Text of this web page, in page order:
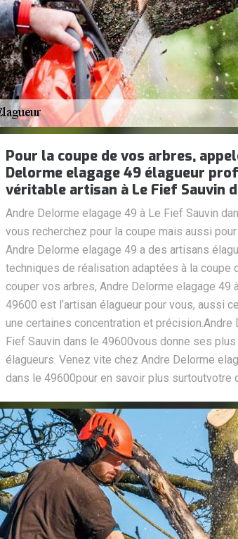
Pour la coupe de vos arbres,
Delorme elagage 49 élagueur
véritable artisan à Le Fief Sauvin
Andre Delorme elagage 49 à Le Fief Sauvin
vous recherchez pour la coupe mais aussi
Andre Delorme elagage 49 a des artisans
techniques de réalisation adaptées à la coupe
couper vos arbres, Andre Delorme elagage 49
49600 est l’artisan élagueur pour vous, aussi
une certaines concentration et précision.Andre
Fief Sauvin dans le 49600vous donne ses
élagueurs. Venez vite chez Andre Delorme
dans le 49600pour en savoir plus surtoutvotre